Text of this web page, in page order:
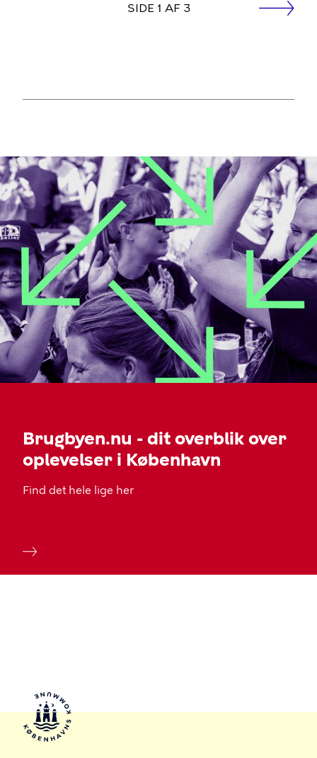
SIDE 1 AF 3 Næste
Brugbyen.nu - dit overblik over
oplevelser i København
Find det hele lige her